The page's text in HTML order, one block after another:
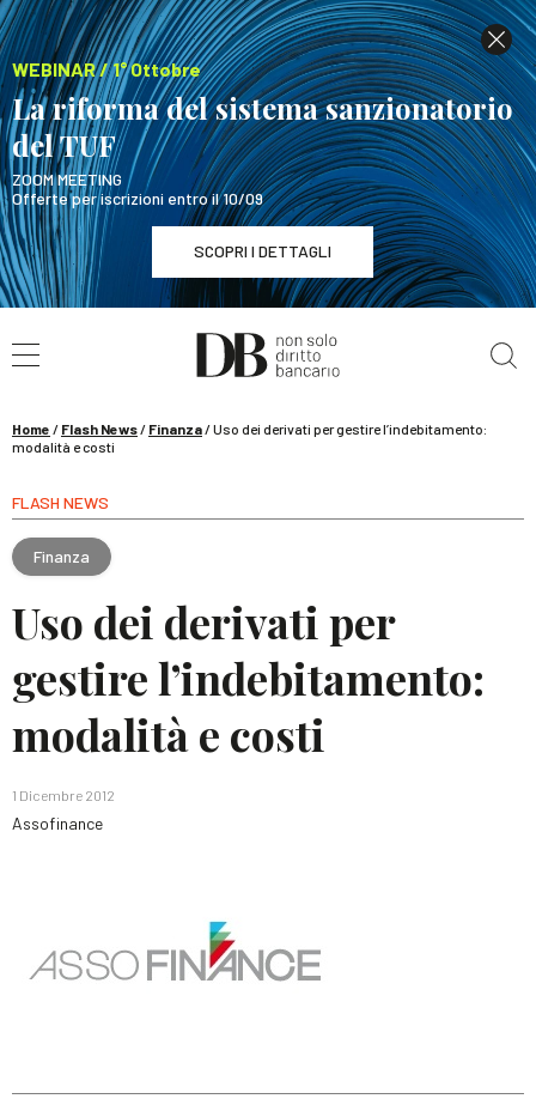
WEBINAR / 1° Ottobre
La riforma del sistema sanzionatorio
del TUF
ZOOM MEETING
Offerte per iscrizioni entro il 10/09
SCOPRI I DETTAGLI
WEBINAR / 1° Ottobre
La riforma del sistema sanzionatorio del TUF
Home / Flash News/ Finanza/Uso dei derivati per gestire l’indebitamento:
modalità e costi
FLASH NEWS
Finanza
Uso dei derivati per
gestire l’indebitamento:
modalità e costi
1 Dicembre 2012
Assofinance